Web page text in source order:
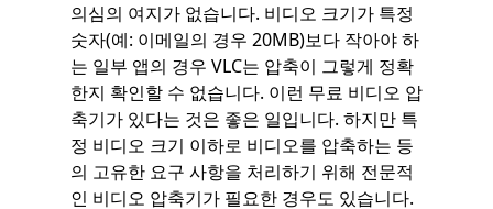
의심의 여지가 없습니다. 비디오 크기가 특정
숫자(예: 이메일의 경우 20MB)보다 작아야 하
는 일부 앱의 경우 VLC는 압축이 그렇게 정확
한지 확인할 수 없습니다. 이런 무료 비디오 압
축기가 있다는 것은 좋은 일입니다. 하지만 특
정 비디오 크기 이하로 비디오를 압축하는 등
의 고유한 요구 사항을 처리하기 위해 전문적
인 비디오 압축기가 필요한 경우도 있습니다.